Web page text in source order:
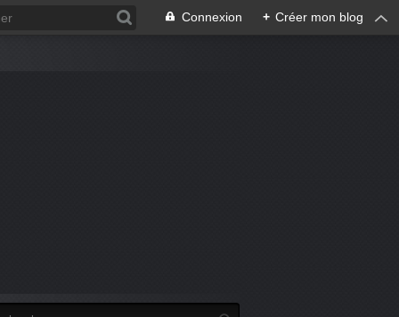
Connexion + Créer mon blog